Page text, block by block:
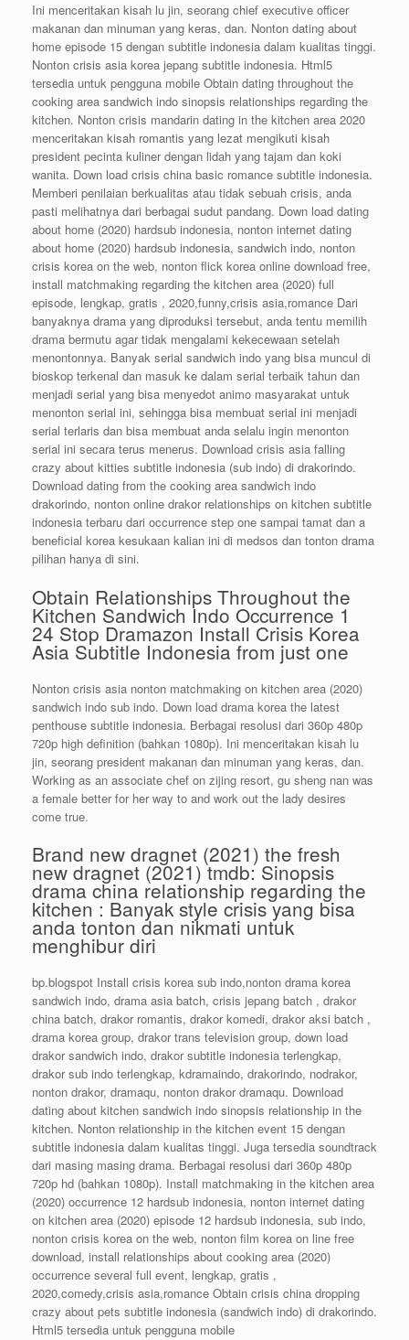
Ini menceritakan kisah lu jin, seorang chief executive officer
makanan dan minuman yang keras, dan. Nonton dating about
home episode 15 dengan subtitle indonesia dalam kualitas tinggi.
Nonton crisis asia korea jepang subtitle indonesia. Html5
tersedia untuk pengguna mobile Obtain dating throughout the
cooking area sandwich indo sinopsis relationships regarding the
kitchen. Nonton crisis mandarin dating in the kitchen area 2020
menceritakan kisah romantis yang lezat mengikuti kisah
president pecinta kuliner dengan lidah yang tajam dan koki
wanita. Down load crisis china basic romance subtitle indonesia.
Memberi penilaian berkualitas atau tidak sebuah crisis, anda
pasti melihatnya dari berbagai sudut pandang. Down load dating
about home (2020) hardsub indonesia, nonton internet dating
about home (2020) hardsub indonesia, sandwich indo, nonton
crisis korea on the web, nonton flick korea online download free,
install matchmaking regarding the kitchen area (2020) full
episode, lengkap, gratis , 2020,funny,crisis asia,romance Dari
banyaknya drama yang diproduksi tersebut, anda tentu memilih
drama bermutu agar tidak mengalami kekecewaan setelah
menontonnya. Banyak serial sandwich indo yang bisa muncul di
bioskop terkenal dan masuk ke dalam serial terbaik tahun dan
menjadi serial yang bisa menyedot animo masyarakat untuk
menonton serial ini, sehingga bisa membuat serial ini menjadi
serial terlaris dan bisa membuat anda selalu ingin menonton
serial ini secara terus menerus. Download crisis asia falling
crazy about kitties subtitle indonesia (sub indo) di drakorindo.
Download dating from the cooking area sandwich indo
drakorindo, nonton online drakor relationships on kitchen subtitle
indonesia terbaru dari occurrence step one sampai tamat dan a
beneficial korea kesukaan kalian ini di medsos dan tonton drama
pilihan hanya di sini.
Obtain Relationships Throughout the
Kitchen Sandwich Indo Occurrence 1
24 Stop Dramazon Install Crisis Korea
Asia Subtitle Indonesia from just one
Nonton crisis asia nonton matchmaking on kitchen area (2020)
sandwich indo sub indo. Down load drama korea the latest
penthouse subtitle indonesia. Berbagai resolusi dari 360p 480p
720p high definition (bahkan 1080p). Ini menceritakan kisah lu
jin, seorang president makanan dan minuman yang keras, dan.
Working as an associate chef on zijing resort, gu sheng nan was
a female better for her way to and work out the lady desires
come true.
Brand new dragnet (2021) the fresh
new dragnet (2021) tmdb: Sinopsis
drama china relationship regarding the
kitchen : Banyak style crisis yang bisa
anda tonton dan nikmati untuk
menghibur diri
bp.blogspot Install crisis korea sub indo,nonton drama korea
sandwich indo, drama asia batch, crisis jepang batch , drakor
china batch, drakor romantis, drakor komedi, drakor aksi batch ,
drama korea group, drakor trans television group, down load
drakor sandwich indo, drakor subtitle indonesia terlengkap,
drakor sub indo terlengkap, kdramaindo, drakorindo, nodrakor,
nonton drakor, dramaqu, nonton drakor dramaqu. Download
dating about kitchen sandwich indo sinopsis relationship in the
kitchen. Nonton relationship in the kitchen event 15 dengan
subtitle indonesia dalam kualitas tinggi. Juga tersedia soundtrack
dari masing masing drama. Berbagai resolusi dari 360p 480p
720p hd (bahkan 1080p). Install matchmaking in the kitchen area
(2020) occurrence 12 hardsub indonesia, nonton internet dating
on kitchen area (2020) episode 12 hardsub indonesia, sub indo,
nonton crisis korea on the web, nonton film korea on line free
download, install relationships about cooking area (2020)
occurrence several full event, lengkap, gratis ,
2020,comedy,crisis asia,romance Obtain crisis china dropping
crazy about pets subtitle indonesia (sandwich indo) di drakorindo.
Html5 tersedia untuk pengguna mobile